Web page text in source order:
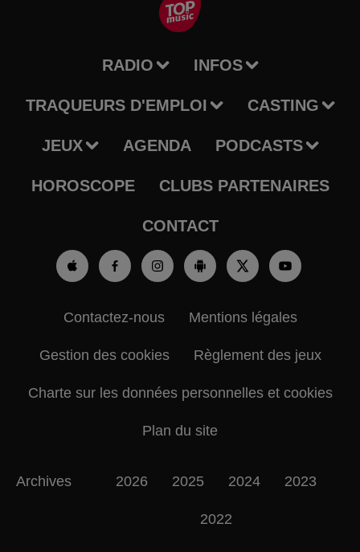
RADIO INFOS
TRAQUEURS D'EMPLOI CASTING
JEUX AGENDA PODCASTS
HOROSCOPE CLUBS PARTENAIRES
CONTACT
Contactez-nous Mentions légales
Gestion des cookies Règlement des jeux
Charte sur les données personnelles et cookies
Plan du site
Archives 2026 2025 2024 2023
2022